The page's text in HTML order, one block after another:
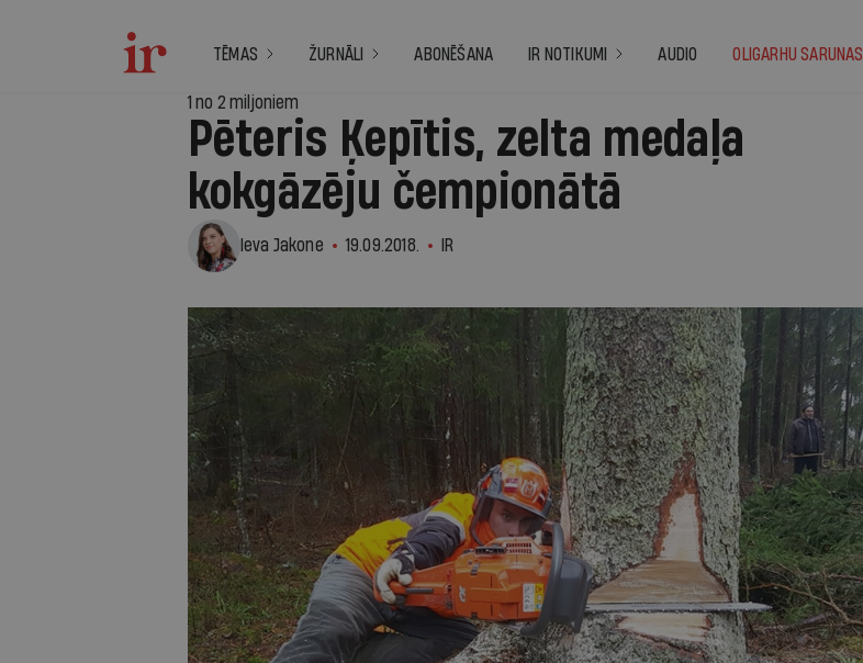
TĒMAS ŽURNĀLI ABONĒŠANA IR NOTIKUMI AUDIO OLIGARHU SARUNAS
1 no 2 miljoniem
Pēteris Ķepītis, zelta medaļa
kokgāzēju čempionātā
Ieva Jakone 19.09.2018. IR